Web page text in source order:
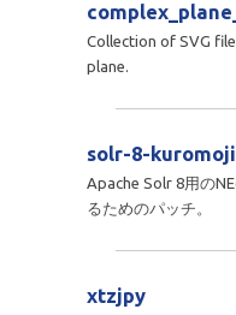
Collection of SVG
plane.
solr-8-
Apache Solr 8用の
るためのパッチ。
xtzjpy